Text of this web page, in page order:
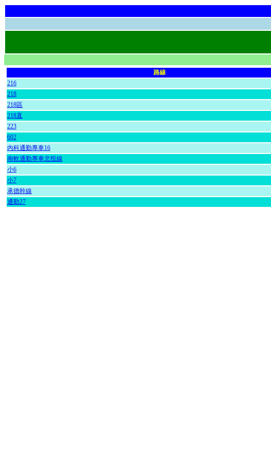
路線
216
218
218區
218直
223
602
內科通勤專車16
南軟通勤專車北投線
小6
小7
承德幹線
通勤27